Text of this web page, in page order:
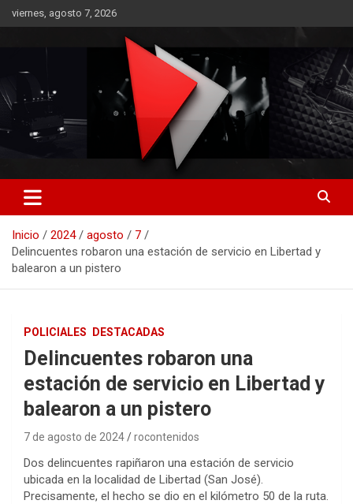
Saltar
al
viernes, agosto 7, 2026
RO CONTENIDOS
Inicio 2024 agosto
7
Delincuentes robaron una estación de servicio en Libertad y
balearon a un pistero
POLICIALES DESTACADAS
Delincuentes robaron una
estación de servicio en Libertad y
balearon a un pistero
7 de agosto de 2024 rocontenidos
Dos delincuentes rapiñaron una estación de servicio
ubicada en la localidad de Libertad (San José).
Precisamente, el hecho se dio en el kilómetro 50 de la ruta.